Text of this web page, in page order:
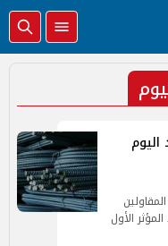
اليوم
الأول